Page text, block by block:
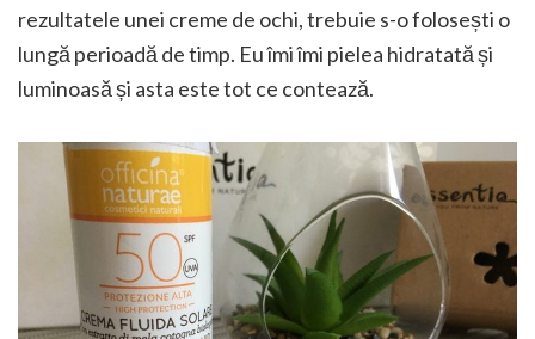
rezultatele unei creme de ochi, trebuie s-o folosești o
lungă perioadă de timp. Eu îmi îmi pielea hidratată și
luminoasă și asta este tot ce contează.